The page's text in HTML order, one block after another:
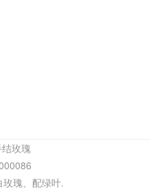
玫瑰
玫瑰、配绿叶.